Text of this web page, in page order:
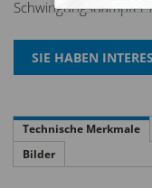
Schwingungsdämpfer
Technische Merkmale
Bilder